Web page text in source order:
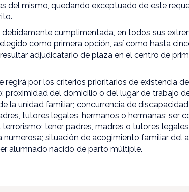
del mismo, quedando exceptuado de este
cumplimentada, en todos sus
como primera opción, así como hasta
adjudicatario de plaza en el centro de
regirá por los criterios prioritarios de existencia
proximidad del domicilio o del lugar de trabajo
la unidad familiar; concurrencia de
tutores legales, hermanos o hermanas; ser
tener padres, madres o tutores
situación de acogimiento familiar del
alumnado nacido de parto múltiple.